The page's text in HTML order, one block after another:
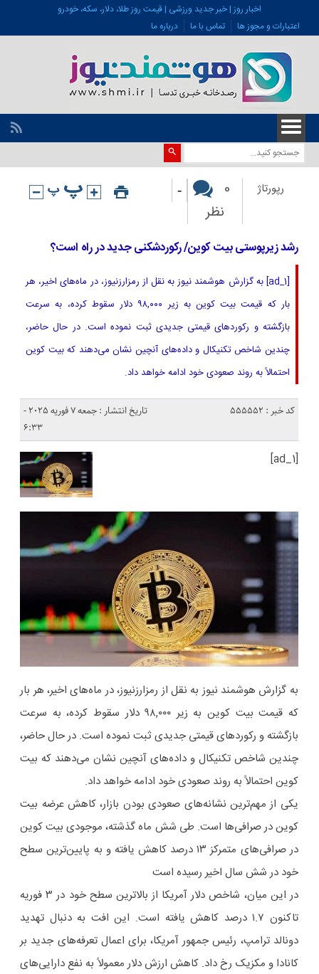
اخبار روز | خبر جدید ورزشی | قیمت روز طلا، دلار، سکه، خودرو
اعتبارات و مجوز ها
تماس با ما درباره ما
رپورتاژ
0
نظر
-
رشد زیرپوستی بیت کوین/ رکوردشکنی جدید در راه است؟
[ad_1] به گزارش هوشمند نیوز به نقل از رمزارزنیوز، در ماه‌های اخیر، هر
بار که قیمت بیت ‌کوین به زیر ۹۸,۰۰۰ دلار سقوط کرده، به سرعت
بازگشته و رکوردهای قیمتی جدیدی ثبت نموده است. در حال حاضر،
چندین شاخص تکنیکال و داده‌های آنچین نشان می‌دهند که بیت‌ کوین
احتمالاً به روند صعودی خود ادامه خواهد داد.
کد خبر : 555552
تاریخ انتشار : جمعه 7 فوریه 2025 -
6:33
[ad_1]
به گزارش هوشمند نیوز به نقل از رمزارزنیوز، در ماه‌های اخیر، هر بار
که قیمت بیت ‌کوین به زیر ۹۸,۰۰۰ دلار سقوط کرده، به سرعت
بازگشته و رکوردهای قیمتی جدیدی ثبت نموده است. در حال حاضر،
چندین شاخص تکنیکال و داده‌های آنچین نشان می‌دهند که بیت‌
کوین احتمالاً به روند صعودی خود ادامه خواهد داد.
یکی از مهم‌ترین نشانه‌های صعودی بودن بازار، کاهش عرضه بیت
‌کوین در صرافی‌ها است. طی شش ماه گذشته، موجودی بیت ‌کوین
در صرافی‌های متمرکز ۱۳ درصد کاهش یافته و به پایین‌ترین سطح
خود در شش سال اخیر رسیده است
در این میان، شاخص دلار آمریکا از بالاترین سطح خود در ۳ فوریه
تاکنون ۱.۷ درصد کاهش یافته است. این افت به دنبال تهدید
دونالد ترامپ، رئیس جمهور آمریکا، برای اعمال تعرفه‌های جدید بر
کانادا و مکزیک رخ داد. کاهش ارزش دلار معمولاً به نفع دارایی‌های